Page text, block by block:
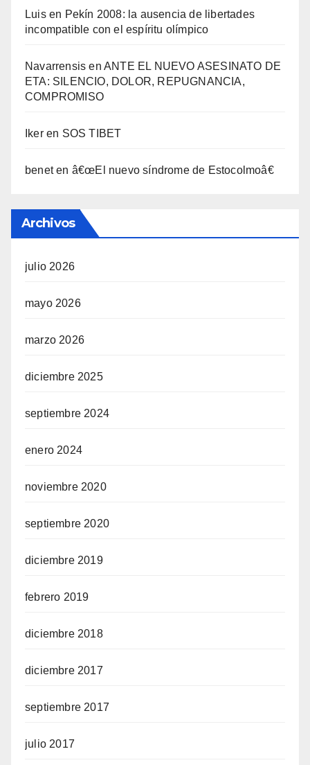
Luisen Pekí­n 2008: la ausencia de libertades
incompatible con el espí­ritu olí­mpico
Navarrensis enANTE EL NUEVO ASESINATO DE
ETA: SILENCIO, DOLOR, REPUGNANCIA,
COMPROMISO
Ikeren SOS TIBET
beneten â€œEl nuevo sí­ndrome de Estocolmoâ€
Archivos
julio 2026
mayo 2026
marzo 2026
diciembre 2025
septiembre 2024
enero 2024
noviembre 2020
septiembre 2020
diciembre 2019
febrero 2019
diciembre 2018
diciembre 2017
septiembre 2017
julio 2017